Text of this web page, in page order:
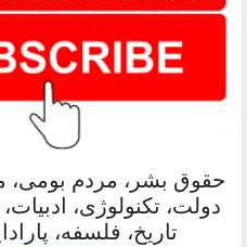
حقوق بشر، مردم بومی،
دولت، تکنولوژی،
تاریخ، فلسفه،